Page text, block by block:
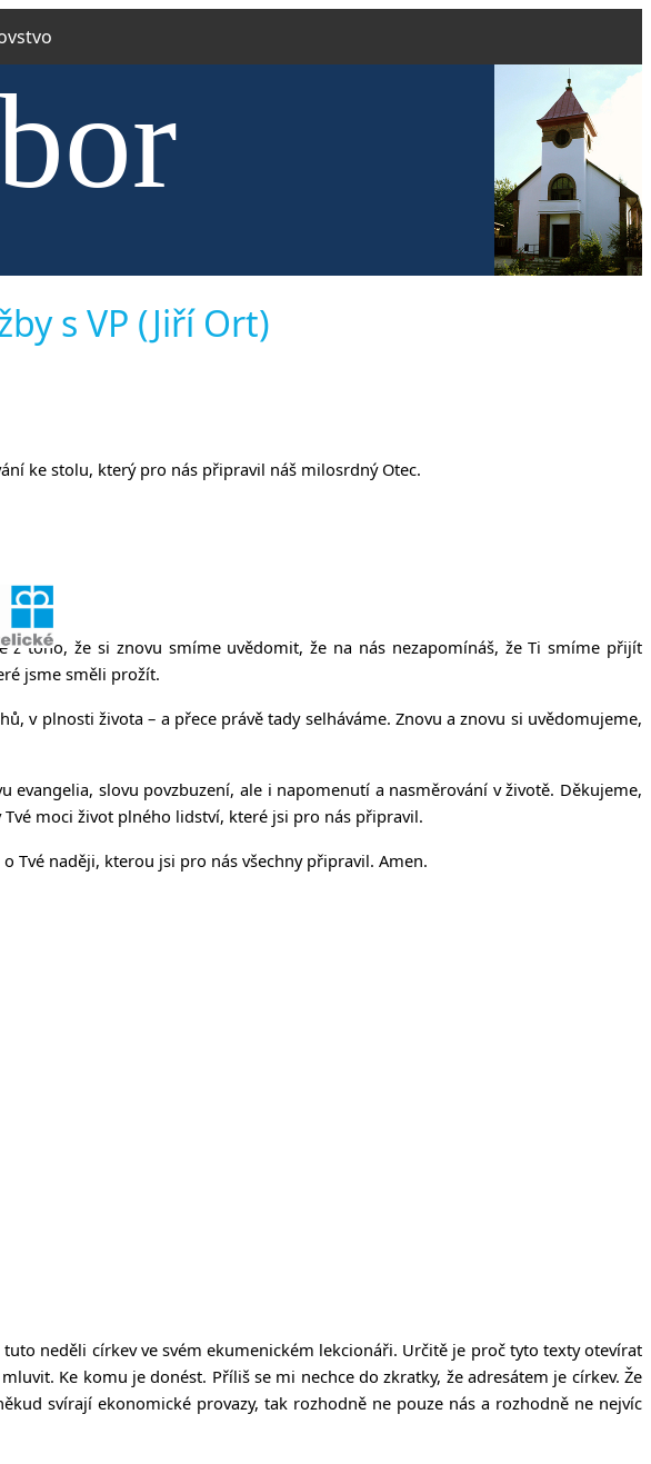
s VP (Jiří Ort)
ke stolu, který pro nás připravil náš milosrdný Otec.
z toho, že si znovu smíme uvědomit, že na nás nezapomínáš, že Ti smíme přijít
jsme směli prožít.
v plnosti života – a přece právě tady selháváme. Znovu a znovu si uvědomujeme,
slovu povzbuzení, ale i napomenutí a nasměrování v životě. Děkujeme,
Tvé moci život plného lidství, které jsi pro nás připravil.
Tvé naději, kterou jsi pro nás všechny připravil. Amen.
neděli církev ve svém ekumenickém lekcionáři. Určitě je proč tyto texty otevírat
Ke komu je donést. Příliš se mi nechce do zkratky, že adresátem je církev. Že
svírají ekonomické provazy, tak rozhodně ne pouze nás a rozhodně ne nejvíc